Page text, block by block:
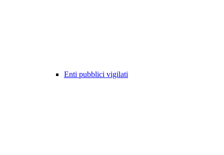
Enti pubblici vigilati